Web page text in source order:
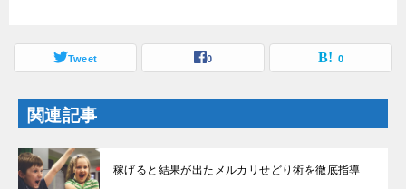
き
す
し
い
ウ
ン
ド
ウ
で
き
ま
す
Tweet 0 0
関連記事
稼げると結果が出たメルカリせどり術を徹底指導